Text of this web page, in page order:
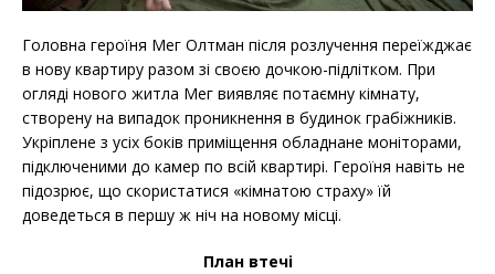
Головна героїня Мег Олтман після розлучення переїжджає
в нову квартиру разом зі своєю дочкою-підлітком. При
огляді нового житла Мег виявляє потаємну кімнату,
створену на випадок проникнення в будинок грабіжників.
Укріплене з усіх боків приміщення обладнане моніторами,
підключеними до камер по всій квартирі. Героїня навіть не
підозрює, що скористатися «кімнатою страху» їй
доведеться в першу ж ніч на новому місці.
План втечі